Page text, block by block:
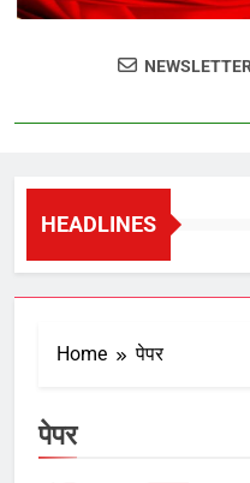
HEADLINES
Home पेपर
पेपर